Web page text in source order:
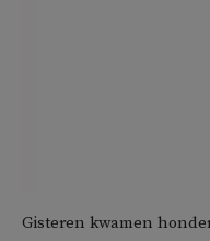
Gisteren kwamen